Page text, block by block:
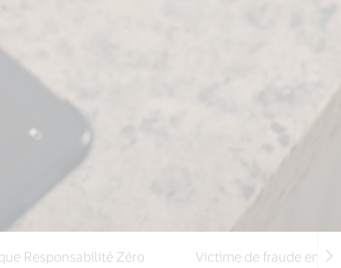
Responsabilité Zéro Victime de fraude en